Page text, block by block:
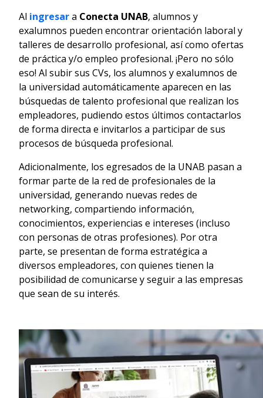
Al ingresara Conecta UNAB, alumnos y
exalumnos pueden encontrar orientación laboral y
talleres de desarrollo profesional, así como ofertas
de práctica y/o empleo profesional. ¡Pero no sólo
eso! Al subir sus CVs, los alumnos y exalumnos de
la universidad automáticamente aparecen en las
búsquedas de talento profesional que realizan los
empleadores, pudiendo estos últimos contactarlos
de forma directa e invitarlos a participar de sus
procesos de búsqueda profesional.
Adicionalmente, los egresados de la UNAB pasan a
formar parte de la red de profesionales de la
universidad, generando nuevas redes de
networking, compartiendo información,
conocimientos, experiencias e intereses (incluso
con personas de otras profesiones). Por otra
parte, se presentan de forma estratégica a
diversos empleadores, con quienes tienen la
posibilidad de comunicarse y seguir a las empresas
que sean de su interés.